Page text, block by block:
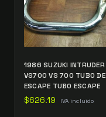
1986 SUZUKI INTRUDER
VS700 VS 700 TUBO DE
ESCAPE TUBO ESCAPE
$626.19 IVA incluido